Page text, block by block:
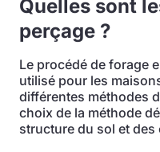
Quelles sont
perçage ?
Le procédé de forage
utilisé pour les
différentes méthodes
choix de la méthode
structure du sol et